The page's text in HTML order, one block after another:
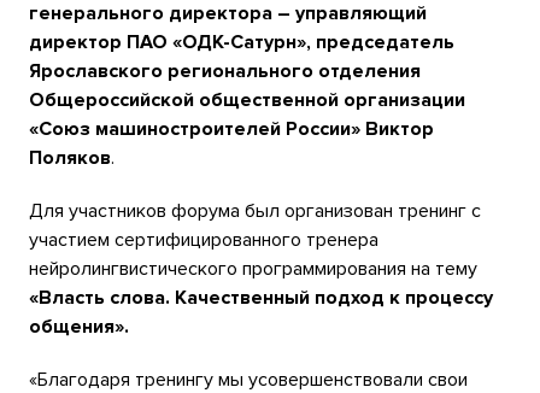
генерального директора – управляющий
директор ПАО «ОДК-Сатурн», председатель
Ярославского регионального отделения
Общероссийской общественной организации
«Союз машиностроителей России» Виктор
Поляков.
Для участников форума был организован тренинг с
участием сертифицированного тренера
нейролингвистического программирования на тему
«Власть слова. Качественный подход к процессу
общения».
«Благодаря тренингу мы усовершенствовали свои